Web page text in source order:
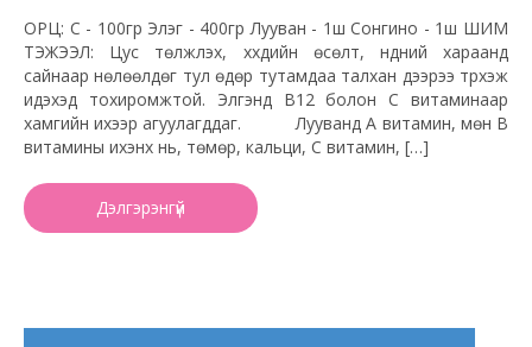
ОРЦ: Сүү - 100гр Элэг - 400гр Лууван - 1ш Сонгино - 1ш ШИМ
ТЭЖЭЭЛ: Цус төлжүүлэх, хүүхдийн өсөлт, нүдний хараанд
сайнаар нөлөөлдөг тул өдөр тутамдаа талхан дээрээ түрхэж
идэхэд тохиромжтой. Элгэнд В12 болон С витаминаар
хамгийн ихээр агуулагддаг. Лууванд А витамин, мөн В
витамины ихэнх нь, төмөр, кальци, С витамин, […]
Дэлгэрэнгүй